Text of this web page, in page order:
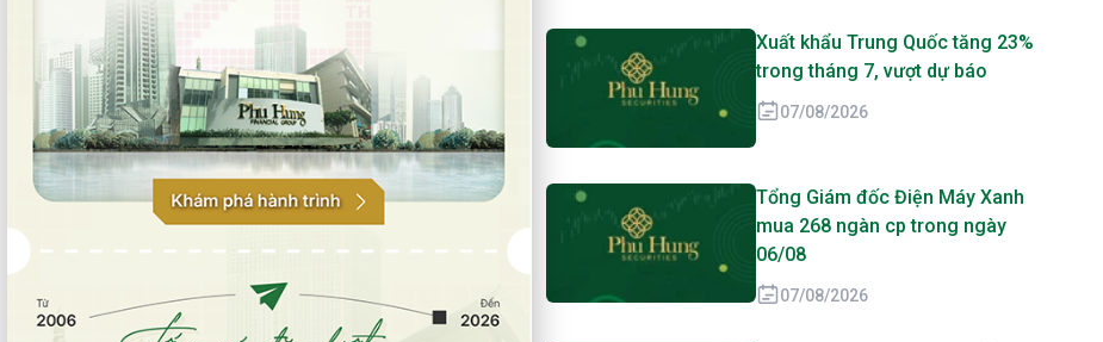
Xuất khẩu Trung Quốc tăng 23%
trong tháng 7, vượt dự báo
07/08/2026
Tổng Giám đốc Điện Máy Xanh
mua 268 ngàn cp trong ngày
06/08
07/08/2026